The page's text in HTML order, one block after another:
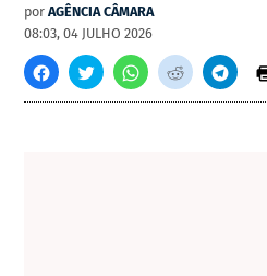
por AGÊNCIA CÂMARA
08:03, 04 JULHO 2026